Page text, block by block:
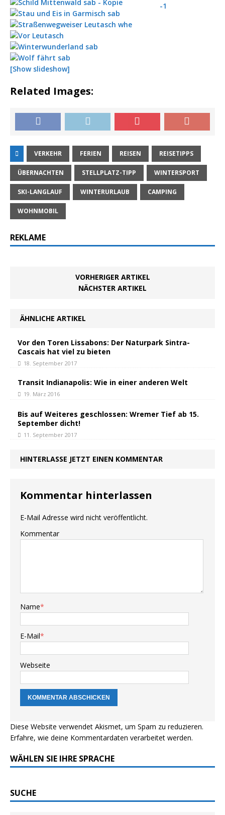
[Show slideshow]
Related Images:
VERKEHR FERIEN REISEN REISETIPPS
ÜBERNACHTEN STELLPLATZ-TIPP WINTERSPORT
SKI-LANGLAUF WINTERURLAUB CAMPING
WOHNMOBIL
REKLAME
VORHERIGER ARTIKEL
NÄCHSTER ARTIKEL
ÄHNLICHE ARTIKEL
Vor den Toren Lissabons: Der Naturpark Sintra-
Cascais hat viel zu bieten
18. September 2017
Transit Indianapolis: Wie in einer anderen Welt
19. März 2016
Bis auf Weiteres geschlossen: Wremer Tief ab 15.
September dicht!
11. September 2017
HINTERLASSE JETZT EINEN KOMMENTAR
Kommentar hinterlassen
E-Mail Adresse wird nicht veröffentlicht.
Kommentar
Name*
E-Mail*
Webseite
Diese Website verwendet Akismet, um Spam zu reduzieren.
Erfahre, wie deine Kommentardaten verarbeitet werden.
WÄHLEN SIE IHRE SPRACHE
SUCHE